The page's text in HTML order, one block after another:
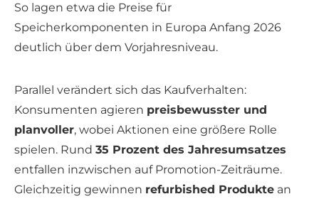
So lagen etwa die Preise für
Speicherkomponenten in Europa Anfang 2026
deutlich über dem Vorjahresniveau.
Parallel verändert sich das Kaufverhalten:
Konsumenten agieren preisbewusster und
planvoller, wobei Aktionen eine größere Rolle
spielen. Rund 35 Prozent des Jahresumsatzes
entfallen inzwischen auf Promotion-Zeiträume.
Gleichzeitig gewinnen refurbished Produkte an